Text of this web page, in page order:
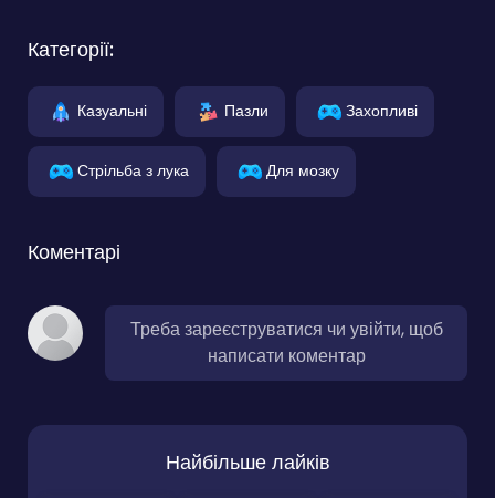
Категорії:
Казуальні Пазли Захопливі
Стрільба з лука Для мозку
Коментарі
Треба зареєструватися чи увійти, щоб
написати коментар
Найбільше лайків